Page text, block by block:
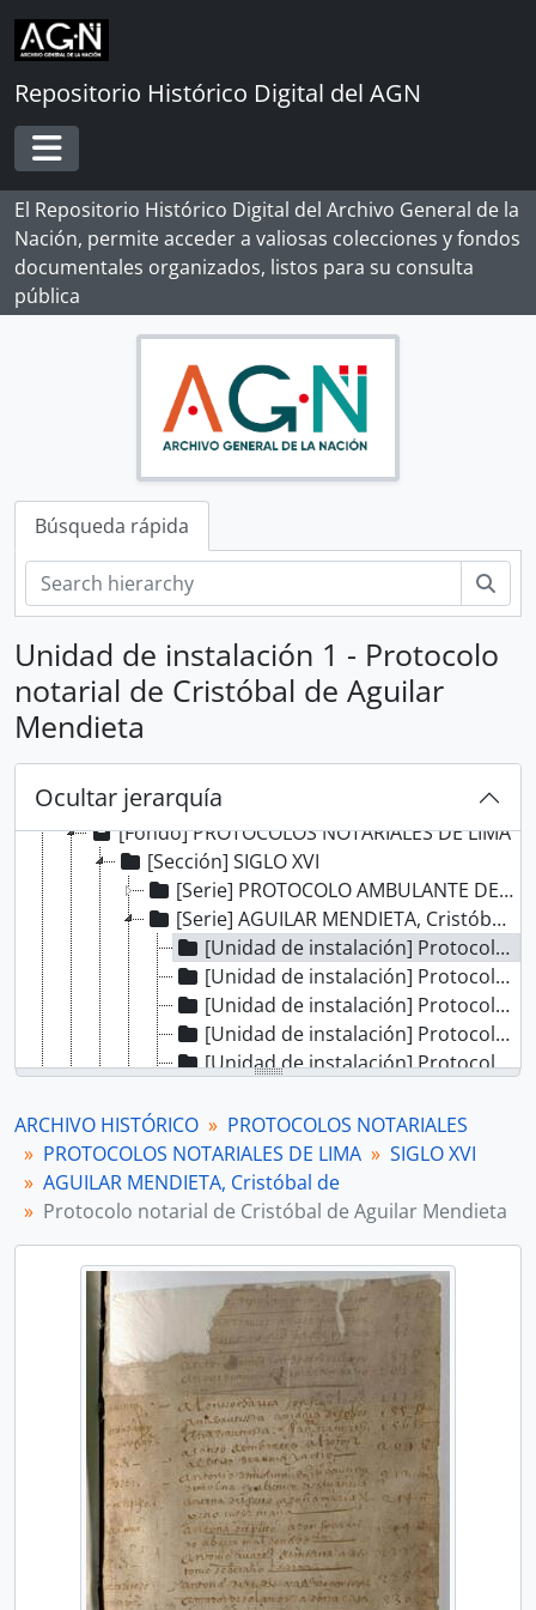
Skip to main content
Repositorio Histórico Digital del AGN
Toggle navigation
El Repositorio Histórico Digital del Archivo General de la
Nación, permite acceder a valiosas colecciones y fondos
documentales organizados, listos para su consulta
pública
Búsqueda rápida
Unidad de instalación 1 - Protocolo
notarial de Cristóbal de Aguilar
Mendieta
Ocultar jerarquía
[Record group] ARCHIVO HISTÓRICO
[Agrupación documental] FONDOS INSTITUCIONALES
[Agrupación documental] PROTOCOLOS NOTARIALES
[Fondo] PROTOCOLOS NOTARIALES DE LIMA
[Sección] SIGLO XVI
[Serie] PROTOCOLO AMBULANTE DE LOS CONQUISTADORES
[Serie] AGUILAR MENDIETA, Cristóbal de
[Unidad de instalación] Protocolo notarial de Cristóbal de Aguilar Mendieta
[Unidad de instalación] Protocolo notarial de Cristóbal de Aguilar Mendieta
[Unidad de instalación] Protocolo notarial de Cristóbal de Aguilar Mendieta
[Unidad de instalación] Protocolo notarial de Cristóbal de Aguilar Mendieta
[Unidad de instalación] Protocolo notarial de Cristóbal de Aguilar Mendieta
[Unidad de instalación] Protocolo notarial de Cristóbal de Aguilar Mendieta
[Serie] ÁLVAREZ, Diego, ADRADA, Francisco y otros
[Serie] ALZATE, Simón
[Serie] ARIAS CORTÉS, Pedro y HERNÁNDEZ, Blas
[Serie] BOTE, Francisco Ramiro
[Serie] BRAVO, Julián
[Serie] CASTAÑEDA, Pedro de
[Serie] CASTILLEJO, Rodrigo Alonso
[Serie] CÓRDOVA MAQUEDA, Diego de
[Serie] CORNEJO, Diego Martín y BUSTAMANTE, Cristobal de
[Serie] CORVALÁN, Antonio
[Serie] COTAN, Félix y otros
[Serie] CUEVA, Alonso de la y HERNÁNDEZ, Blas
[Serie] ESPINARES, Juan de
[Serie] FRANCO ESQUIVEL, Marcos
[Serie] FRIAS, Juan Cristóbal de
ARCHIVO HISTÓRICO
PROTOCOLOS NOTARIALES
PROTOCOLOS NOTARIALES DE LIMA
SIGLO XVI
AGUILAR MENDIETA, Cristóbal de
Protocolo notarial de Cristóbal de Aguilar Mendieta